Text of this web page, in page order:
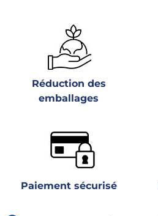
Réduction des
emballages
Paiement sécurisé